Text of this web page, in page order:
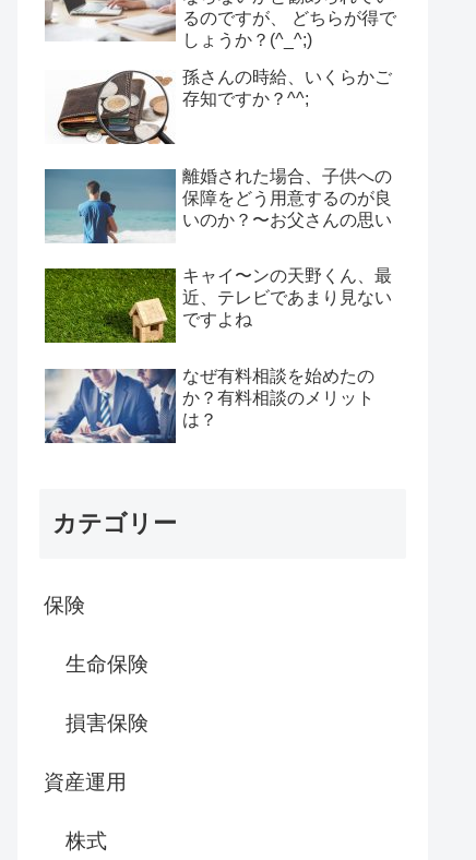
るのですが、 どちらが得で
しょうか？(^_^;)
孫さんの時給、いくらかご
存知ですか？^^;
離婚された場合、子供への
保障をどう用意するのが良
いのか？〜お父さんの思い
キャイ〜ンの天野くん、最
近、テレビであまり見ない
ですよね
なぜ有料相談を始めたの
か？有料相談のメリット
は？
カテゴリー
保険
生命保険
損害保険
資産運用
株式